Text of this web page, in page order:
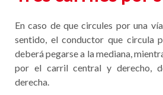
En caso de que circules por una
sentido, el conductor que circula
deberá pegarse a la mediana,
por el carril central y derecho,
derecha.